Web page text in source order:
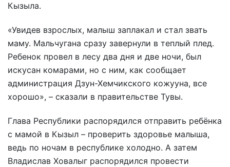
Кызыла.
«Увидев взрослых, малыш заплакал и стал звать
маму. Мальчугана сразу завернули в теплый плед.
Ребенок провел в лесу два дня и две ночи, был
искусан комарами, но с ним, как сообщает
администрация Дзун-Хемчикского кожууна, все
хорошо», – сказали в правительстве Тувы.
Глава Республики распорядился отправить ребёнка
с мамой в Кызыл – проверить здоровье малыша,
ведь по ночам в республике холодно. А затем
Владислав Ховалыг распорядился провести